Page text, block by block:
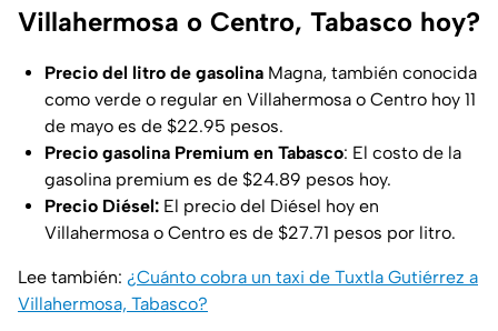
Villahermosa o Centro, Tabasco hoy?
Precio del litro de gasolina Magna, también conocida
como verde o regular en Villahermosa o Centro hoy 11
de mayo es de $22.95 pesos.
Precio gasolina Premium en Tabasco: El costo de la
gasolina premium es de $24.89 pesos hoy.
Precio Diésel: El precio del Diésel hoy en
Villahermosa o Centro es de $27.71 pesos por litro.
Lee también: ¿Cuánto cobra un taxi de Tuxtla Gutiérrez a
Villahermosa, Tabasco?